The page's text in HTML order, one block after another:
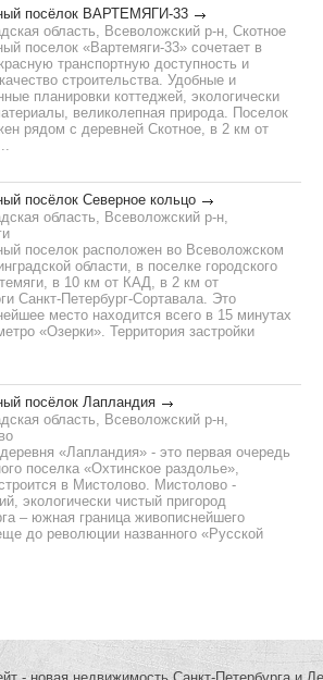
посёлок ВАРТЕМЯГИ-33
область, Всеволожский р-н, Скотное
поселок «Вартемяги-33» сочетает в
транспортную доступность и
строительства. Удобные и
планировки коттеджей, экологически
великолепная природа. Поселок
рядом с деревней Скотное, в 2 км от
посёлок Северное кольцо
область, Всеволожский р-н,
поселок расположен во Всеволожском
области, в поселке городского
в 10 км от КАД, в 2 км от
Санкт-Петербург-Сортавала. Это
место находится всего в 15 минутах
«Озерки». Территория застройки
посёлок Лапландия
область, Всеволожский р-н,
«Лапландия» - это первая очередь
поселка «Охтинское раздолье»,
в Мистолово. Мистолово -
экологически чистый пригород
– южная граница живописнейшего
до революции названного «Русской